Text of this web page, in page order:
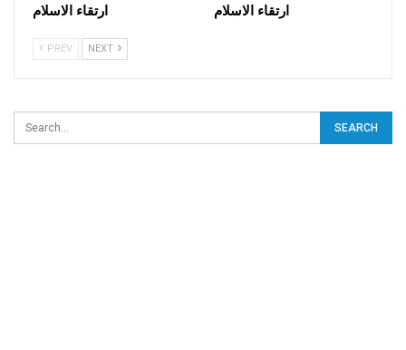
ارتقاء الاسلام
ارتقاء الاسلام
PREV NEXT